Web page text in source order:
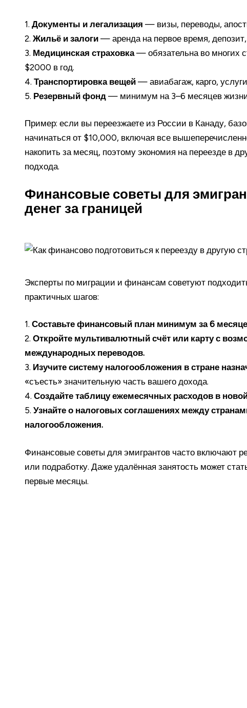
1. Документы и легализация — визы, переводы,
2. Жильё и залоги — аренда на первое время,
3. Медицинская страховка— обязательна во многих
$2000 в год.
4. Транспортировка вещей — авиабагаж, карго,
5. Резервный фонд — минимум на 3–6 месяцев жизни
Пример: если вы переезжаете из России в Канаду,
начинаться от $10,000, включая все
накопить за месяц, поэтому экономия на переезде в
подхода.
Финансовые советы для
денег за границей
Эксперты по миграции и финансам советуют
практичных шагов:
1. Составьте финансовый план минимум за 6
2. Откройте мультивалютный счёт или карту с
международных переводов.
3. Изучите систему налогообложения в стране
«съесть» значительную часть вашего дохода.
4. Создайте таблицу ежемесячных расходов в
5. Узнайте о налоговых соглашениях между
налогообложения.
Финансовые советы для эмигрантов часто включают
или подработку. Даже удалённая занятость может
первые месяцы.